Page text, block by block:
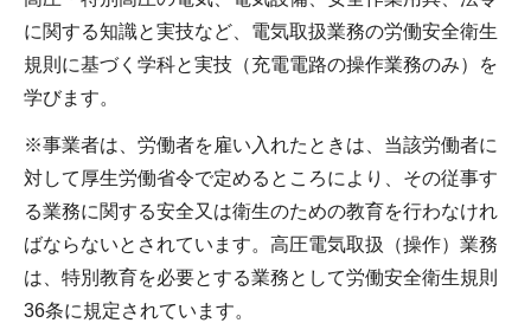
に関する知識と実技など、電気取扱業務の労働安全衛生
規則に基づく学科と実技（充電電路の操作業務のみ）を
学びます。
※事業者は、労働者を雇い入れたときは、当該労働者に
対して厚生労働省令で定めるところにより、その従事す
る業務に関する安全又は衛生のための教育を行わなけれ
ばならないとされています。高圧電気取扱（操作）業務
は、特別教育を必要とする業務として労働安全衛生規則
36条に規定されています。